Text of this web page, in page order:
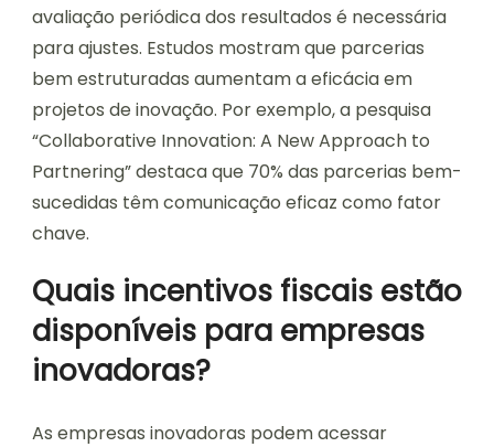
avaliação periódica dos resultados é necessária
para ajustes. Estudos mostram que parcerias
bem estruturadas aumentam a eficácia em
projetos de inovação. Por exemplo, a pesquisa
“Collaborative Innovation: A New Approach to
Partnering” destaca que 70% das parcerias bem-
sucedidas têm comunicação eficaz como fator
chave.
Quais incentivos fiscais estão
disponíveis para empresas
inovadoras?
As empresas inovadoras podem acessar